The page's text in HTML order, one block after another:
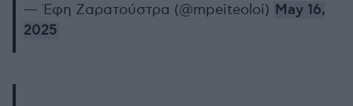
— Έφη Ζαρατούστρα (@mpeiteoloi) May 16,
2025